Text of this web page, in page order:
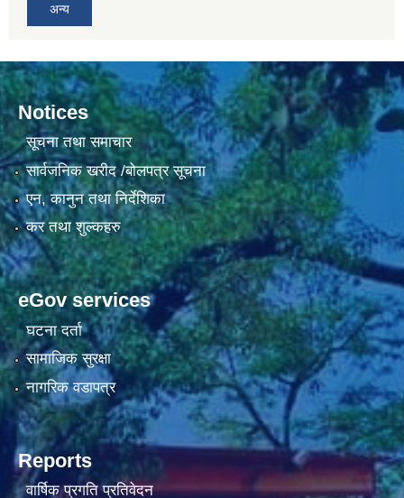
अन्य
Notices
सूचना तथा समाचार
सार्वजनिक खरीद /बोलपत्र सूचना
एन, कानुन तथा निर्देशिका
कर तथा शुल्कहरु
eGov services
घटना दर्ता
सामाजिक सुरक्षा
नागरिक वडापत्र
Reports
वार्षिक प्रगति प्रतिवेदन